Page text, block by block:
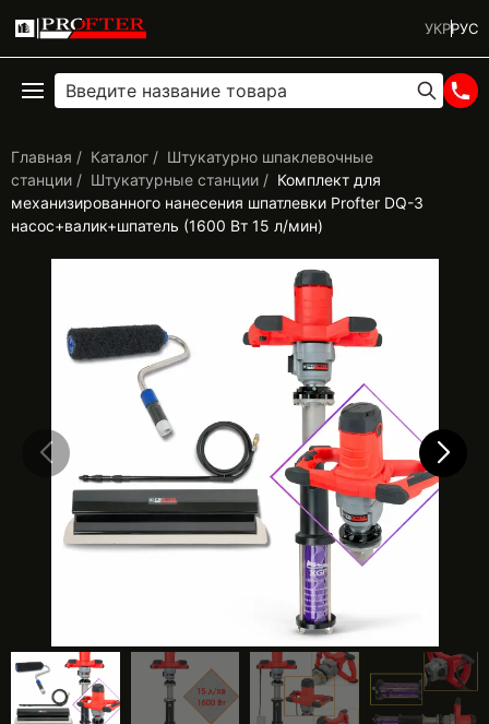
УКРРУС
Главная Каталог
Штукатурно шпаклевочные
станции
Штукатурные станции
Комплект для
механизированного нанесения шпатлевки Profter DQ-3
насос+валик+шпатель (1600 Вт 15 л/мин)